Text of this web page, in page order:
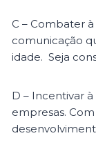
C – Combater
comunicação
idade. Seja
D – Incentivar à
empresas.